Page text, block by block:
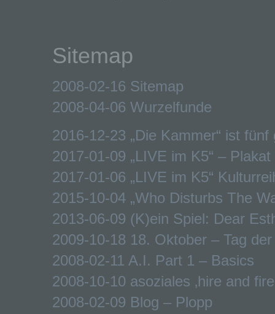
Sitemap
2008-02-16 Sitemap
2008-04-06 Wurzelfunde
2016-12-23 „Die Kammer“ ist fünf
2017-01-09 „LIVE im K5“ – Plakat
2017-01-06 „LIVE im K5“
2015-10-04 „Who Disturbs The
2013-06-09 (K)ein Spiel: Dear
2009-10-18 18. Oktober – Tag
2008-02-11 A.I. Part 1 – Basics
2008-10-10 asoziales ‚hire and
2008-02-09 Blog – Plopp